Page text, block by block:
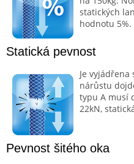
statických
hodnotu 5%.
Statická pevnost
Je
nárůstu
typu A musí
22kN,
Pevnost šitého oka